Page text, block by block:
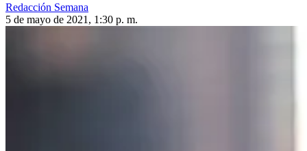
Redacción Semana
5 de mayo de 2021, 1:30 p. m.